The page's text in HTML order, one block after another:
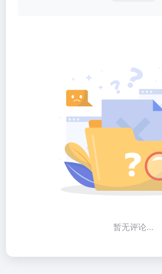
暂无评论...